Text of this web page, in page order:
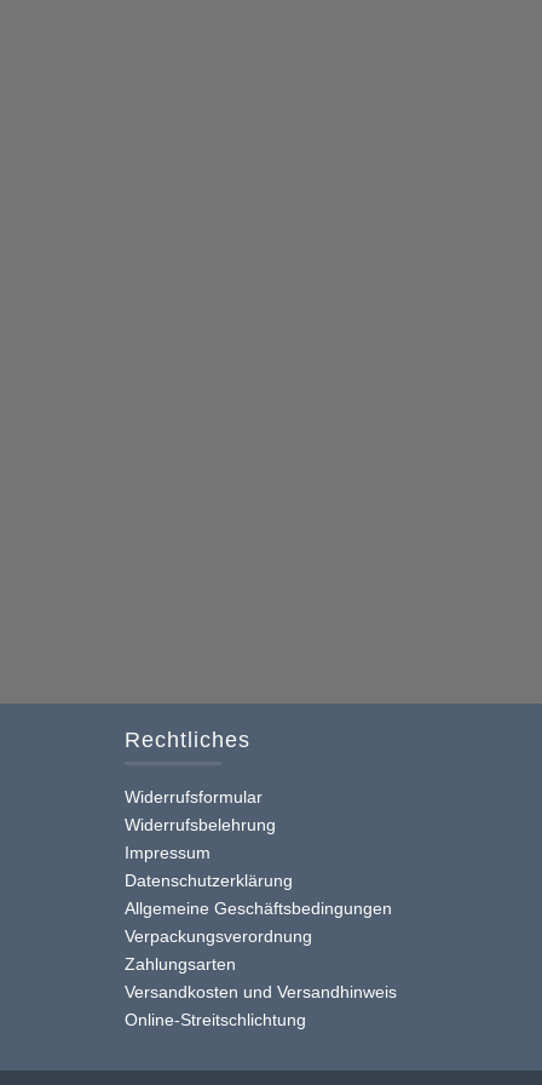
Rechtliches
Widerrufsformular
Widerrufsbelehrung
Impressum
Datenschutzerklärung
Allgemeine Geschäftsbedingungen
Verpackungsverordnung
Zahlungsarten
Versandkosten und Versandhinweis
Online-Streitschlichtung